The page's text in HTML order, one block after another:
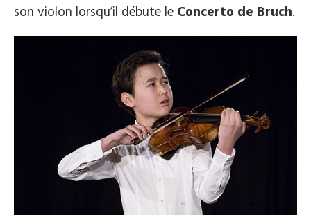
son violon lorsqu’il débute le Concerto de Bruch.